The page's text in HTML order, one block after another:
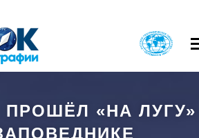
ГЛАВНОЕ
ПРОШЁЛ «НА ЛУГУ»